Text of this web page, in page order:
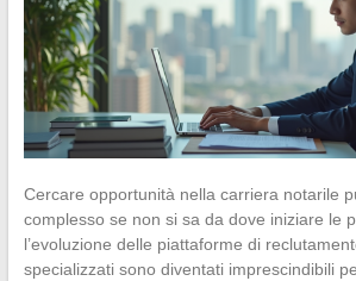
Cercare opportunità nella carriera notarile
complesso se non si sa da dove iniziare le
l’evoluzione delle piattaforme di
specializzati sono diventati imprescindibili